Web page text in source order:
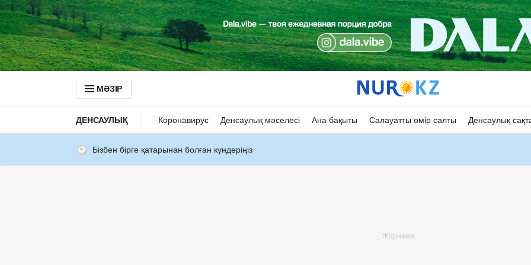
МӘЗІР
ДЕНСАУЛЫҚ Коронавирус Денсаулық мәселесі Ана бақыты Салауатты өмір салты Денсаулық
Бізбен бірге қатарынан болған күндеріңіз